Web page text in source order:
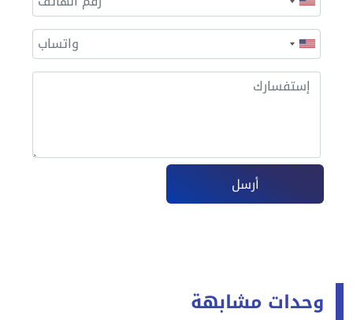
أرسل
وحدات مشابهة